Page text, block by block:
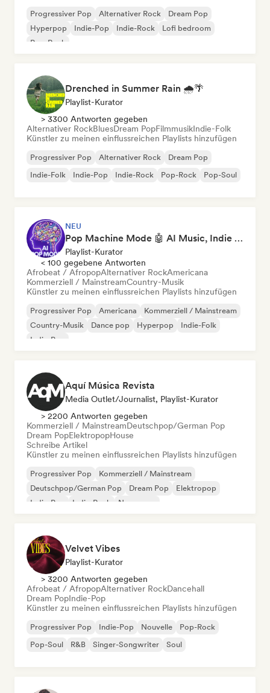
Progressiver Pop Alternativer Rock
Dream Pop
Hyperpop
Indie-Pop Indie-Rock
Lofi bedroom
Pop-Rock
Drenched in Summer Rain 🌧️🌴
Playlist-Kurator
> 3300 Antworten gegeben
Alternativer RockBluesDream PopFilmmusikIndie-Folk
Künstler zu meinen einflussreichen Playlists hinzufügen
Progressiver Pop Alternativer Rock
Dream Pop
Indie-Folk
Indie-Pop Indie-Rock Pop-Rock Pop-Soul
NEU
Pop Machine Mode 🤖 AI Music, Indie Pop & Dream Pop
Playlist-Kurator
< 100 gegebene Antworten
Afrobeat / AfropopAlternativer RockAmericana
Kommerziell / MainstreamCountry-Musik
Künstler zu meinen einflussreichen Playlists hinzufügen
Progressiver Pop Americana
Kommerziell / Mainstream
Country-Musik
Dance pop Hyperpop
Indie-Folk
Indie-Pop
Aquí Música Revista
Media Outlet/Journalist, Playlist-Kurator
> 2200 Antworten gegeben
Kommerziell / MainstreamDeutschpop/German Pop
Dream PopElektropopHouse
Schreibe Artikel
Künstler zu meinen einflussreichen Playlists hinzufügen
Progressiver Pop
Kommerziell / Mainstream
Deutschpop/German Pop
Dream Pop
Elektropop
Indie-Pop
Indie-Rock New wave
Velvet Vibes
Playlist-Kurator
> 3200 Antworten gegeben
Afrobeat / AfropopAlternativer RockDancehall
Dream PopIndie-Pop
Künstler zu meinen einflussreichen Playlists hinzufügen
Progressiver Pop Indie-Pop Nouvelle
Pop-Rock
Pop-Soul
R&B Singer-Songwriter Soul